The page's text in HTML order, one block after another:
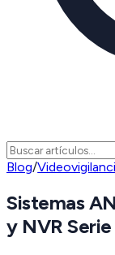
Blog/
Sistemas
y NVR